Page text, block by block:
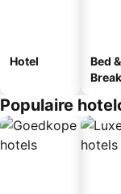
Hotel
Bed &
Populaire